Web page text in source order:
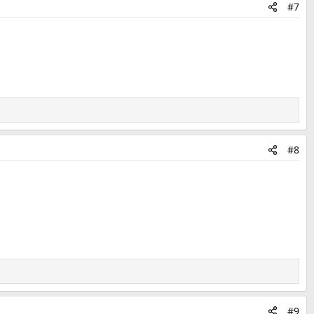
#7
#8
#9